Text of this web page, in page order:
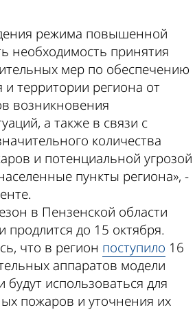
режима повышенной
необходимость принятия
мер по обеспечению
территории региона от
возникновения
а также в связи с
количества
и потенциальной угрозой
пункты региона», -
в Пензенской области
продлится до 15 октября.
что в регион поступило 16
аппаратов модели
будут использоваться для
пожаров и уточнения их